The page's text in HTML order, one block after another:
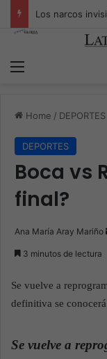
Home / DEPORTES
DEPORTES
Boca vs
final?
Ana María Aray Mariño
3 minutos de lectura
Se vuelve a
definitiva se
Se vuelve a